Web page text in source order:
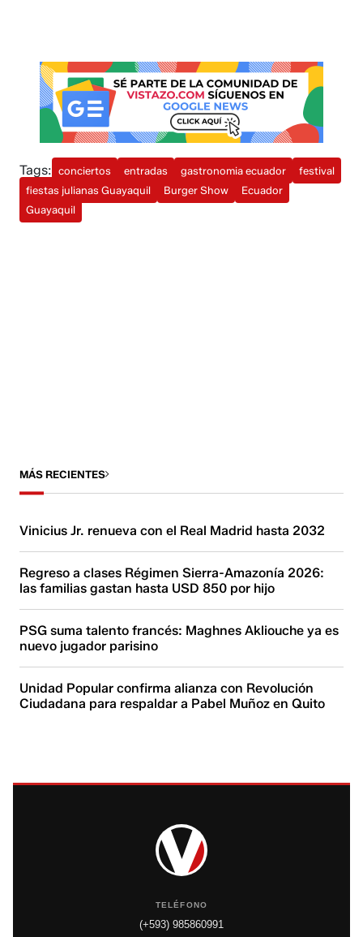
Tags: conciertos entradas gastronomia ecuador
festival
fiestas julianas Guayaquil
Burger Show
Ecuador
Guayaquil
MÁS RECIENTES
Vinicius Jr. renueva con el Real Madrid hasta 2032
Regreso a clases Régimen Sierra-Amazonía 2026:
las familias gastan hasta USD 850 por hijo
PSG suma talento francés: Maghnes Akliouche ya es
nuevo jugador parisino
Unidad Popular confirma alianza con Revolución
Ciudadana para respaldar a Pabel Muñoz en Quito
TELÉFONO
(+593) 985860991